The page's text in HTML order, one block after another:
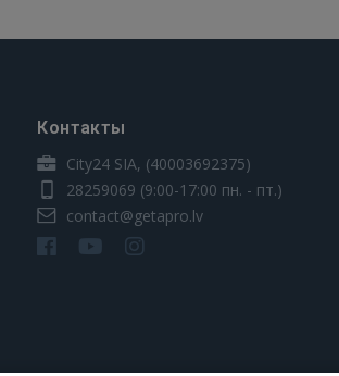
Контакты
City24 SIA, (40003692375)
28259069 (9:00-17:00 пн. - пт.)
contact@getapro.lv